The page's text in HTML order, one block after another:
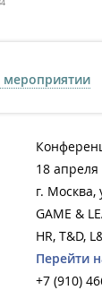
18 апреля
г.
GAME &
HR, T&D,
Перейти
+7 (910)